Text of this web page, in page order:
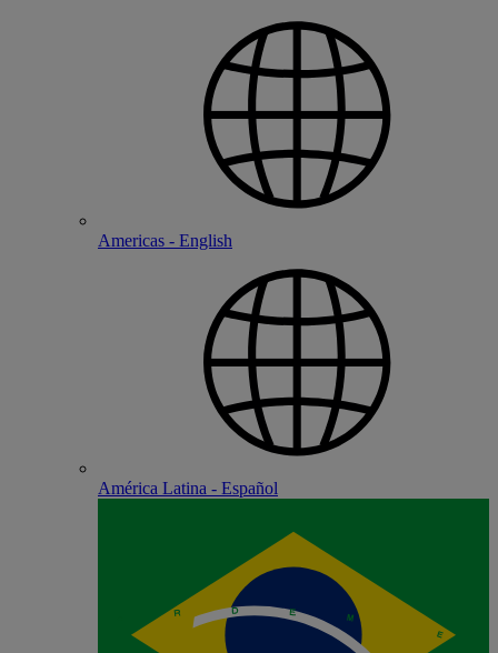
Americas - English
América Latina - Español